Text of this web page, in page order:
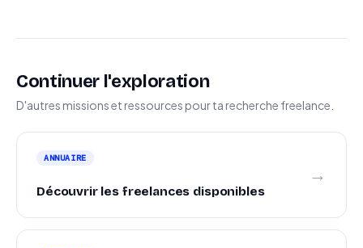
Continuer l'exploration
D'autres missions et ressources pour ta recherche freelance.
ANNUAIRE
Découvrir les freelances disponibles
→